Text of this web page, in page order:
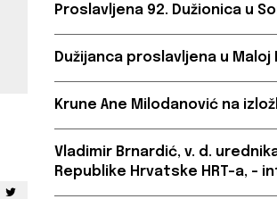
Proslavljena 92. Dužionica u
Dužijanca proslavljena u Maloj
Krune Ane Milodanović na
Vladimir Brnardić, v. d.
Republike Hrvatske HRT-a, –